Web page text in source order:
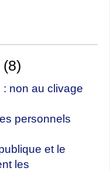
non au clivage
personnels
et le
les